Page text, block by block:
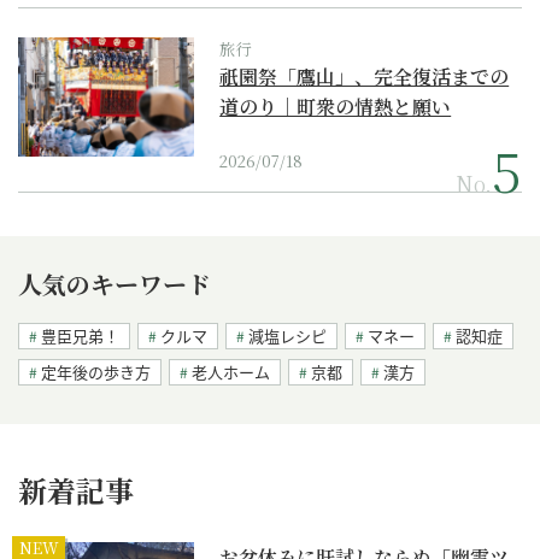
旅行
祇園祭「鷹山」、完全復活までの
道のり｜町衆の情熱と願い
2026/07/18
No.
人気のキーワード
豊臣兄弟！ クルマ 減塩レシピ マネー
認知症
定年後の歩き方
老人ホーム 京都 漢方
新着記事
NEW